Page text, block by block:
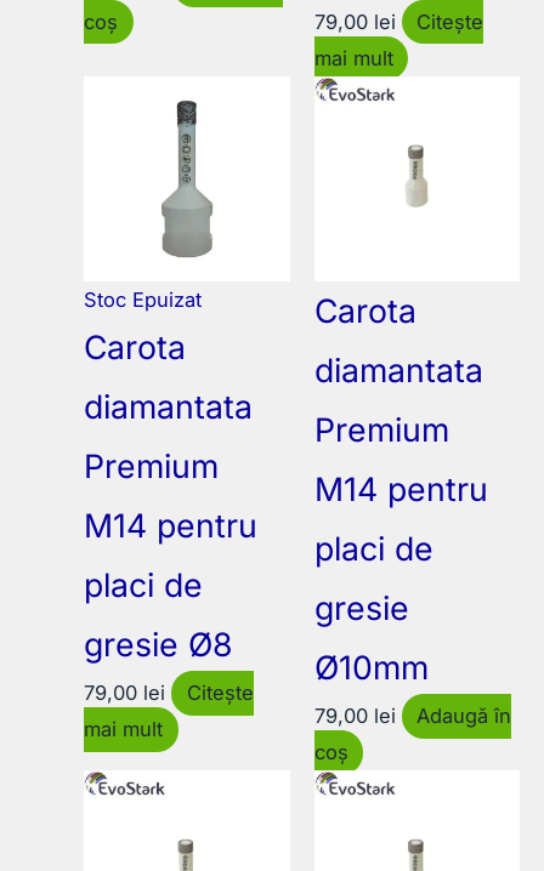
coș
79,00 lei
Citește
mai mult
Stoc Epuizat
Carota
diamantata
Premium
M14 pentru
placi de
gresie Ø8
79,00 lei
Citește
mai mult
Carota
diamantata
Premium
M14 pentru
placi de
gresie
Ø10mm
79,00 lei
Adaugă în
coș